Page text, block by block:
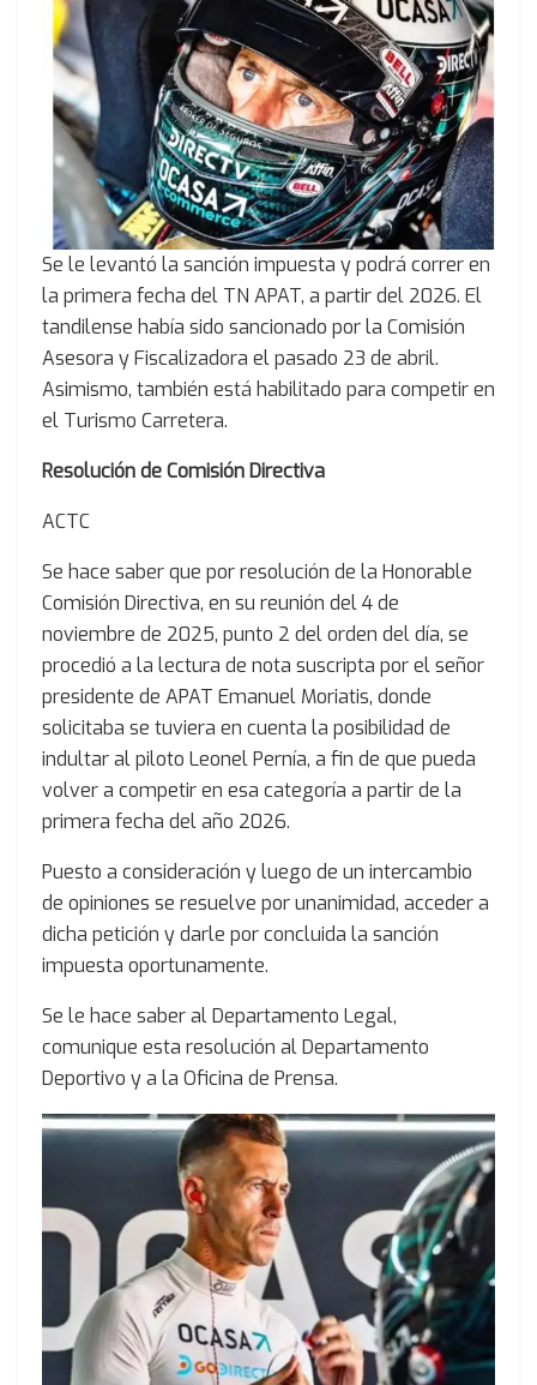
Se le levantó la sanción impuesta y podrá correr en
la primera fecha del TN APAT, a partir del 2026. El
tandilense había sido sancionado por la Comisión
Asesora y Fiscalizadora el pasado 23 de abril.
Asimismo, también está habilitado para competir en
el Turismo Carretera.
Resolución de Comisión Directiva
ACTC
Se hace saber que por resolución de la Honorable
Comisión Directiva, en su reunión del 4 de
noviembre de 2025, punto 2 del orden del día, se
procedió a la lectura de nota suscripta por el señor
presidente de APAT Emanuel Moriatis, donde
solicitaba se tuviera en cuenta la posibilidad de
indultar al piloto Leonel Pernía, a fin de que pueda
volver a competir en esa categoría a partir de la
primera fecha del año 2026.
Puesto a consideración y luego de un intercambio
de opiniones se resuelve por unanimidad, acceder a
dicha petición y darle por concluida la sanción
impuesta oportunamente.
Se le hace saber al Departamento Legal,
comunique esta resolución al Departamento
Deportivo y a la Oficina de Prensa.